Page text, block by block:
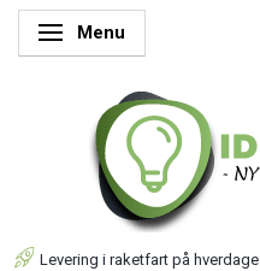
Skifte navigation
Menu
Levering i raketfart på hverdage